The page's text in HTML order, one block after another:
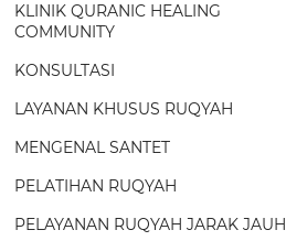
KLINIK QURANIC HEALING
COMMUNITY
KONSULTASI
LAYANAN KHUSUS RUQYAH
MENGENAL SANTET
PELATIHAN RUQYAH
PELAYANAN RUQYAH JARAK JAUH